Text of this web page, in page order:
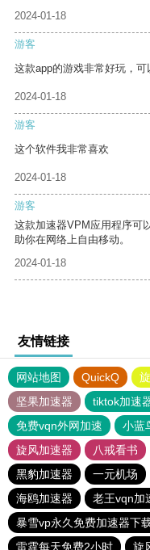
2024-01-18
游客
这款app的游戏非常好玩，可
2024-01-18
游客
这个软件我非常喜欢
2024-01-18
游客
这款加速器VPM应用程序可
助你在网络上自由移动。
2024-01-18
友情链接
网站地图 QuickQ
坚果加速器
tiktok加速
免费vqn外网加速
小蓝
旋风加速器
八戒看书
黑豹加速器
一元机场
海鸥加速器
老王vqn加
暴雪vp永久免费加速器下
雷霆每天免费2小时
旋